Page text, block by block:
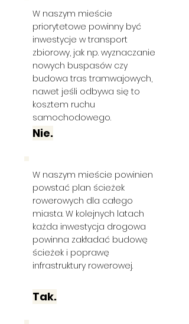
W naszym mieście
priorytetowe powinny być
inwestycje w transport
zbiorowy, jak np. wyznaczanie
nowych buspasów czy
budowa tras tramwajowych,
nawet jeśli odbywa się to
kosztem ruchu
samochodowego.
Nie.
W naszym mieście powinien
powstać plan ścieżek
rowerowych dla całego
miasta. W kolejnych latach
każda inwestycja drogowa
powinna zakładać budowę
ścieżek i poprawę
infrastruktury rowerowej.
Tak.